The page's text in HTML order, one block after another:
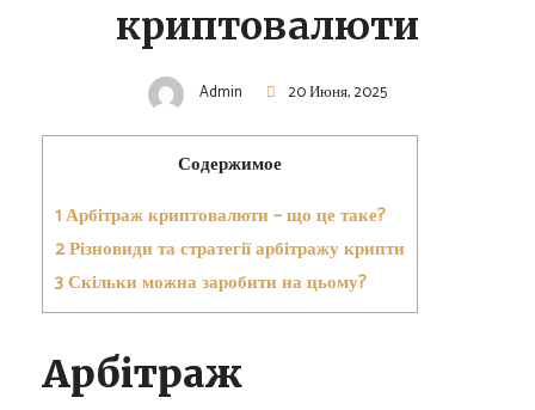
криптовалюти
Admin 20 Июня, 2025
Содержимое
1Арбітраж криптовалюти – що це таке?
2Різновиди та стратегії арбітражу крипти
3Скільки можна заробити на цьому?
Арбітраж